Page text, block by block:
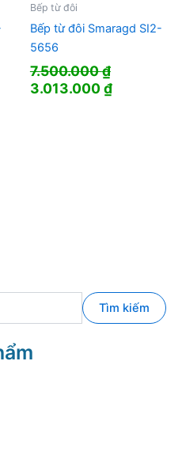
Bếp từ đôi
Bếp từ đôi Smaragd SI2-
5656
7.500.000₫
Giá
3.013.000₫Giá
Tìm kiếm